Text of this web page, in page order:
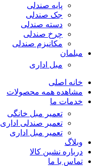
پایه صندلی
جک صندلی
دسته صندلی
چرخ صندلی
مکانیزم صندلی
مبلمان
مبل اداری
خانه اصلی
مشاهده همه محصولات
خدمات ما
تعمیر مبل خانگی
تعمیر صندلی اداری
تعمیر مبل اداری
وبلاگ
درباره نشین کالا
تماس با ما